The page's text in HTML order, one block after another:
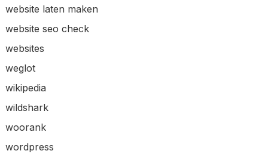
website laten maken
website seo check
websites
weglot
wikipedia
wildshark
woorank
wordpress